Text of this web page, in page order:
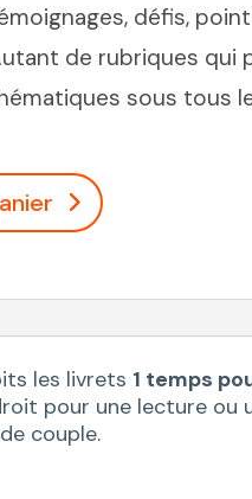
défis,
de rubriques qui
sous tous
les livrets 1 temps
pour une lecture ou
couple.